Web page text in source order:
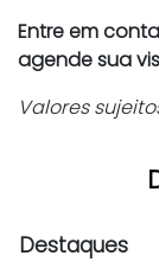
Entre em
agende sua
Valores
Destaques